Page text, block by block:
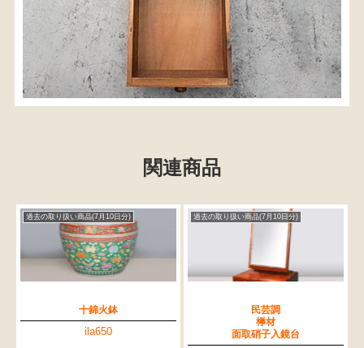
関連商品
過去の取り扱い商品(7月10日分)
十錦火鉢
ila650
過去の取り扱い商品(7月10日分)
民芸調
﨔材
面取硝子入鏡台